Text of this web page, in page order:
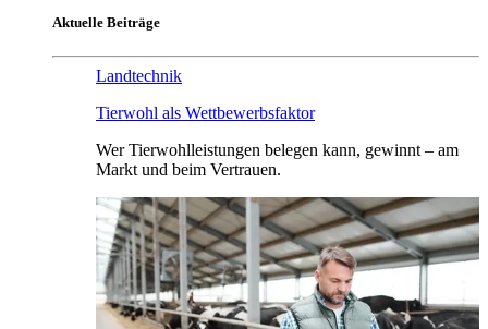
Aktuelle Beiträge
Landtechnik
Tierwohl als Wettbewerbsfaktor
Wer Tierwohlleistungen belegen kann, gewinnt – am
Markt und beim Vertrauen.